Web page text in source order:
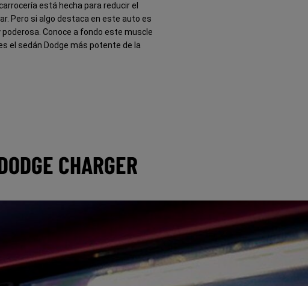
está hecha para reducir el
Pero si algo destaca en este auto es
Conoce a fondo este muscle
el sedán Dodge más potente de la
CHARGER